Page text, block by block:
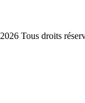
2026 Tous droits